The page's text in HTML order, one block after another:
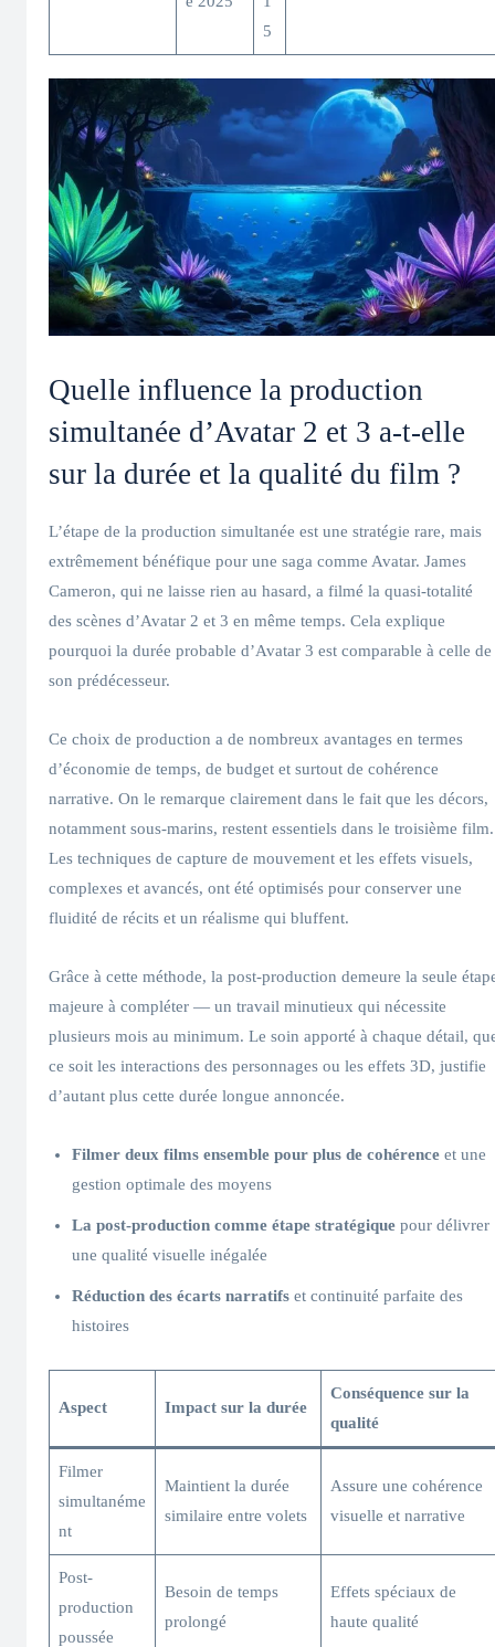
5
Quelle influence la production
simultanée d’Avatar 2 et 3 a-t-elle
sur la durée et la qualité du film ?
L’étape de la production simultanée est une stratégie rare, mais
extrêmement bénéfique pour une saga comme Avatar. James
Cameron, qui ne laisse rien au hasard, a filmé la quasi-totalité
des scènes d’Avatar 2 et 3 en même temps. Cela explique
pourquoi la durée probable d’Avatar 3 est comparable à celle de
son prédécesseur.
Ce choix de production a de nombreux avantages en termes
d’économie de temps, de budget et surtout de cohérence
narrative. On le remarque clairement dans le fait que les décors,
notamment sous-marins, restent essentiels dans le troisième film.
Les techniques de capture de mouvement et les effets visuels,
complexes et avancés, ont été optimisés pour conserver une
fluidité de récits et un réalisme qui bluffent.
Grâce à cette méthode, la post-production demeure la seule
majeure à compléter — un travail minutieux qui nécessite
plusieurs mois au minimum. Le soin apporté à chaque détail,
ce soit les interactions des personnages ou les effets 3D, justifie
d’autant plus cette durée longue annoncée.
Filmer deux films ensemble pour plus de cohérence et une
gestion optimale des moyens
La post-production comme étape stratégique pour délivrer
une qualité visuelle inégalée
Réduction des écarts narratifs et continuité parfaite des
histoires
Aspect Impact sur la durée
Conséquence sur la
qualité
Filmer
simultanéme
nt
Maintient la durée
similaire entre volets
Assure une cohérence
visuelle et narrative
Post-
production
poussée
Besoin de temps
prolongé
Effets spéciaux de
haute qualité